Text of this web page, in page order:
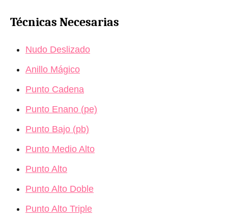
Técnicas Necesarias
Nudo Deslizado
Anillo Mágico
Punto Cadena
Punto Enano (pe)
Punto Bajo (pb)
Punto Medio Alto
Punto Alto
Punto Alto Doble
Punto Alto Triple